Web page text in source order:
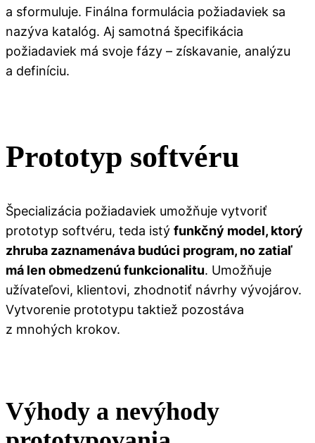
a sformuluje. Finálna formulácia požiadaviek sa
nazýva katalóg. Aj samotná špecifikácia
požiadaviek má svoje fázy – získavanie, analýzu
a definíciu.
Prototyp softvéru
Špecializácia požiadaviek umožňuje vytvoriť
prototyp softvéru, teda istý funkčný model, ktorý
zhruba zaznamenáva budúci program, no zatiaľ
má len obmedzenú funkcionalitu. Umožňuje
užívateľovi, klientovi, zhodnotiť návrhy vývojárov.
Vytvorenie prototypu taktiež pozostáva
z mnohých krokov.
Výhody a nevýhody